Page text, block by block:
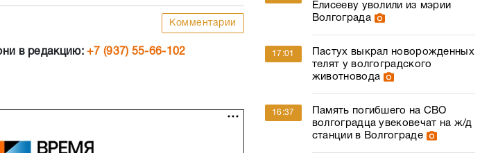
Комментарии
в редакцию:+7 (937) 55-66-102
Елисееву уволили из мэрии
Волгограда
17:01
Пастух выкрал новорожденных
телят у волгоградского
животновода
16:37
Память погибшего на СВО
волгоградца увековечат на ж/д
станции в Волгограде